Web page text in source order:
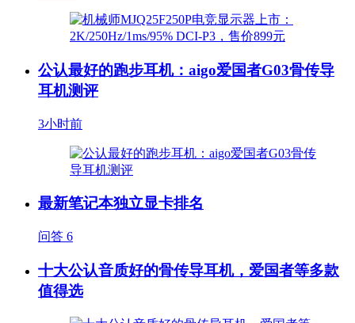
公认最好的跑步耳机：aigo爱国者G03骨传导
耳机测评
3小时前
最新笔记本独立显卡排名
问答 6
十大公认音质好的骨传导耳机，爱国者等多款
值得选